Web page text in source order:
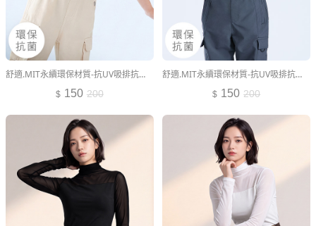
舒適.MIT永續環保材質-抗UV吸排抗菌圓領上衣-童裝
150 200
舒適.MIT永續環保材質-抗UV吸排抗菌圓領上衣-童裝
150 200